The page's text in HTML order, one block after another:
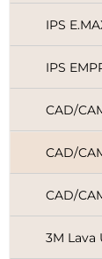
IPS
IPS
CAD/
CAD/
CAD/
3M